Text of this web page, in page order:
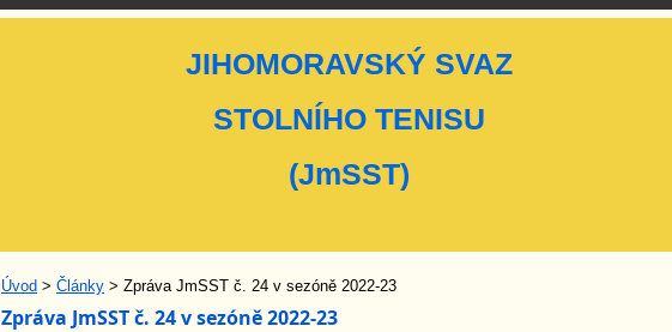
Úvod > Články > Zpráva JmSST č. 24 v sezóně 2022-23
Zpráva JmSST č. 24 v sezóně 2022-23
JIHOMORAVSKÝ SVAZ
STOLNÍHO TENISU
(JmSST)